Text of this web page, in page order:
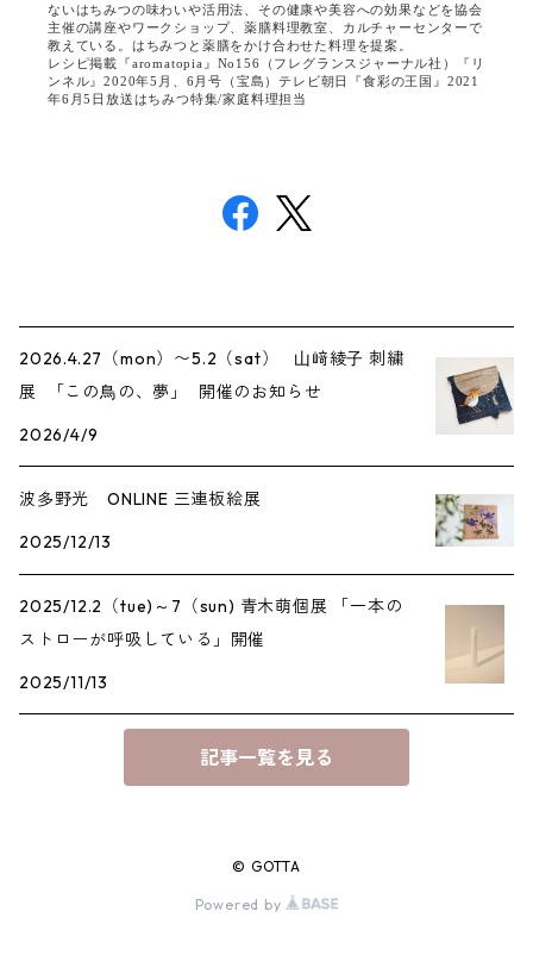
ないはちみつの味わいや活用法、その健康や美容への効果などを協会
主催の講座やワークショップ、薬膳料理教室、カルチャーセンターで
教えている。はちみつと薬膳をかけ合わせた料理を提案。
レシピ掲載『aromatopia』No156（フレグランスジャーナル社）『リ
ンネル』2020年5月、6月号（宝島）テレビ朝日『食彩の王国』2021
年6月5日放送はちみつ特集/家庭料理担当
2026.4.27（mon）〜5.2（sat） ⼭﨑綾⼦ 刺繍
展 「この⿃の、夢」 開催のお知らせ
2026/4/9
波多野光 ONLINE 三連板絵展
2025/12/13
2025/12.2（tue)～7（sun) 青木萌個展 「一本の
ストローが呼吸している」開催
2025/11/13
記事一覧を見る
© GOTTA
Powered by